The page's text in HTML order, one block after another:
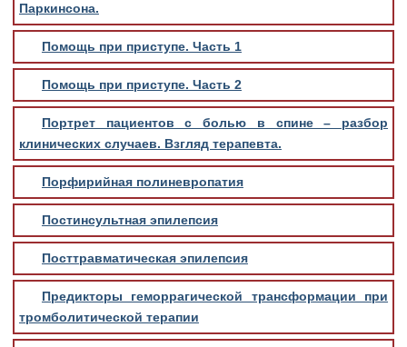
Паркинсона.
Помощь при приступе. Часть 1
Помощь при приступе. Часть 2
Портрет пациентов с болью в спине – разбор
клинических случаев. Взгляд терапевта.
Порфирийная полиневропатия
Постинсультная эпилепсия
Посттравматическая эпилепсия
Предикторы геморрагической трансформации при
тромболитической терапии